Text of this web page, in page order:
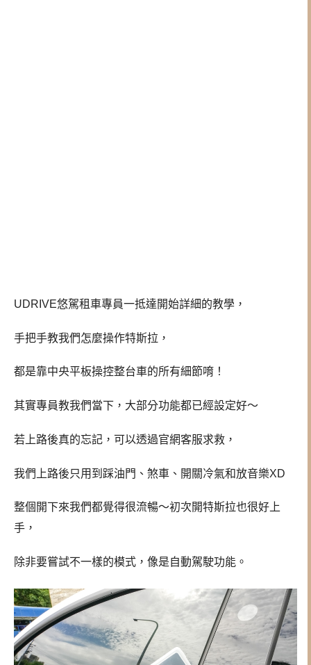
UDRIVE悠駕租車專員一抵達開始詳細的教學，
手把手教我們怎麼操作特斯拉，
都是靠中央平板操控整台車的所有細節唷！
其實專員教我們當下，大部分功能都已經設定好～
若上路後真的忘記，可以透過官網客服求救，
我們上路後只用到踩油門、煞車、開關冷氣和放音樂XD
整個開下來我們都覺得很流暢～初次開特斯拉也很好上
手，
除非要嘗試不一樣的模式，像是自動駕駛功能。